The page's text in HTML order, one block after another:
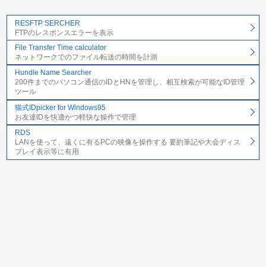
RESFTP SERCHER
FTPのレスポンスエラーを表示
File Transfer Time calculator
ネットワークでのファイル転送の時間を計測
Hundle Name Searcher
200件までのパソコン通信のIDとHNを管理し、相互検索が可能なID管理
ツール
猫式IDpicker for Windows95
お友達IDを快適かつ軽快な操作で管理
RDS
LANを使って、遠くに有るPCの映像を操作する 要約筆記や大会ディス
プレイ表示等に有用